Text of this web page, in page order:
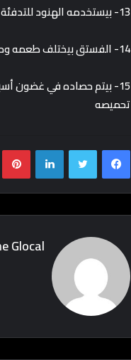
13- بيستخدمه الهنود للتدفئة في فصل الشتاء
14- الفستق بيختلف طعمه وحجمه من بلد للتانية
15- بيتم حصاده في غضون
تحميصه
Facebook
Twitter
LinkedIn
Pinterest
Glocal